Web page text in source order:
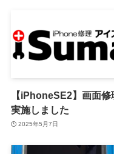
【iPhoneSE2】画面修
実施しました
2025年5月7日